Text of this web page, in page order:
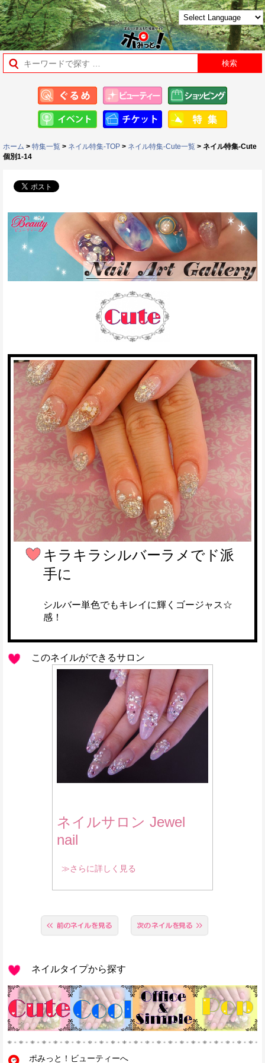
ホーム > 特集一覧 > ネイル特集-TOP > ネイル特集-Cute一覧 > ネイル特集-Cute
個別1-14
キラキラシルバーラメでド派
手に
シルバー単色でもキレイに輝くゴージャス☆
感！
このネイルができるサロン
ネイルサロン Jewel
nail
≫さらに詳しく見る
ネイルタイプから探す
ポみっと！ビューティーへ